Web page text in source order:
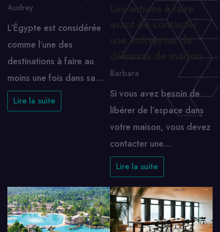
Audrey
L’Égypte est considérée
comme l’une des
destinations à faire au
moins une fois dans sa…
Lire la suite
Les actions à faire
avant de contacter
une entreprise de
débarras de maison
Barbara
Si vous avez besoin de
libérer de l’espace dans
votre maison, vous devez
contacter une…
Lire la suite